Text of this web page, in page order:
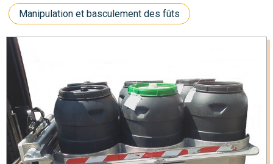
Manipulation et basculement des fûts